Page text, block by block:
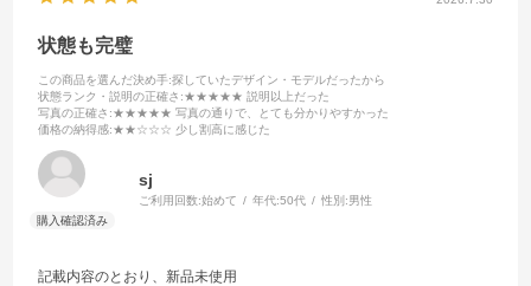
状態も完璧
この商品を選んだ決め手:探していたデザイン・モデルだったから
状態ランク・説明の正確さ :★★★★★ 説明以上だった
写真の正確さ :★★★★★ 写真の通りで、とても分かりやすかった
価格の納得感:★★☆☆☆ 少し割高に感じた
sj
ご利用回数:始めて 年代:50代 性別:男性
記載内容のとおり、新品未使用